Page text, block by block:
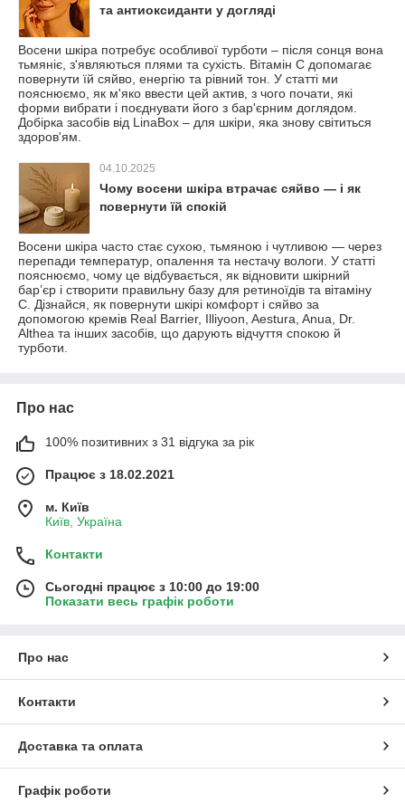
та антиоксиданти у догляді
Восени шкіра потребує особливої ​​турботи – після сонця вона
тьмяніє, з'являються плями та сухість. Вітамін С допомагає
повернути їй сяйво, енергію та рівний тон. У статті ми
пояснюємо, як м'яко ввести цей актив, з чого почати, які
форми вибрати і поєднувати його з бар'єрним доглядом.
Добірка засобів від LinaBox – для шкіри, яка знову світиться
здоров'ям.
04.10.2025
Чому восени шкіра втрачає сяйво — і як
повернути їй спокій
Восени шкіра часто стає сухою, тьмяною і чутливою — через
перепади температур, опалення та нестачу вологи. У статті
пояснюємо, чому це відбувається, як відновити шкірний
бар’єр і створити правильну базу для ретиноїдів та вітаміну
С. Дізнайся, як повернути шкірі комфорт і сяйво за
допомогою кремів Real Barrier, Illiyoon, Aestura, Anua, Dr.
Althea та інших засобів, що дарують відчуття спокою й
турботи.
Про нас
100% позитивних з 31 відгука за рік
Працює з 18.02.2021
м. Київ
Київ, Україна
Контакти
Сьогодні працює з 10:00 до 19:00
Показати весь графік роботи
Про нас
Контакти
Доставка та оплата
Графік роботи